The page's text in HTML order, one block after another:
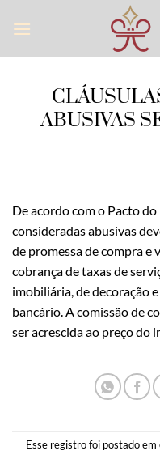
ABUSIVAS
De acordo com o Pacto
consideradas abusivas
de promessa de compra e
cobrança de taxas de
imobiliária, de decoração
bancário. A comissão de
ser acrescida ao preço do
Esse registro foi postado em